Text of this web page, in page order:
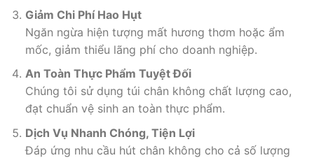
Giảm Chi Phí Hao Hụt
Ngăn ngừa hiện tượng mất hương thơm hoặc ẩm
mốc, giảm thiểu lãng phí cho doanh nghiệp.
An Toàn Thực Phẩm Tuyệt Đối
Chúng tôi sử dụng túi chân không chất lượng cao,
đạt chuẩn vệ sinh an toàn thực phẩm.
Dịch Vụ Nhanh Chóng, Tiện Lợi
Đáp ứng nhu cầu hút chân không cho cả số lượng